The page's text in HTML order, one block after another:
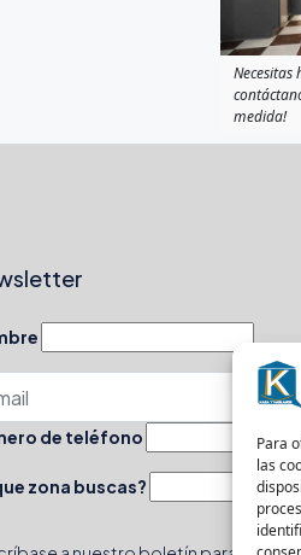
Para
las
Necesitas
medida!
de teléfono
zona buscas?